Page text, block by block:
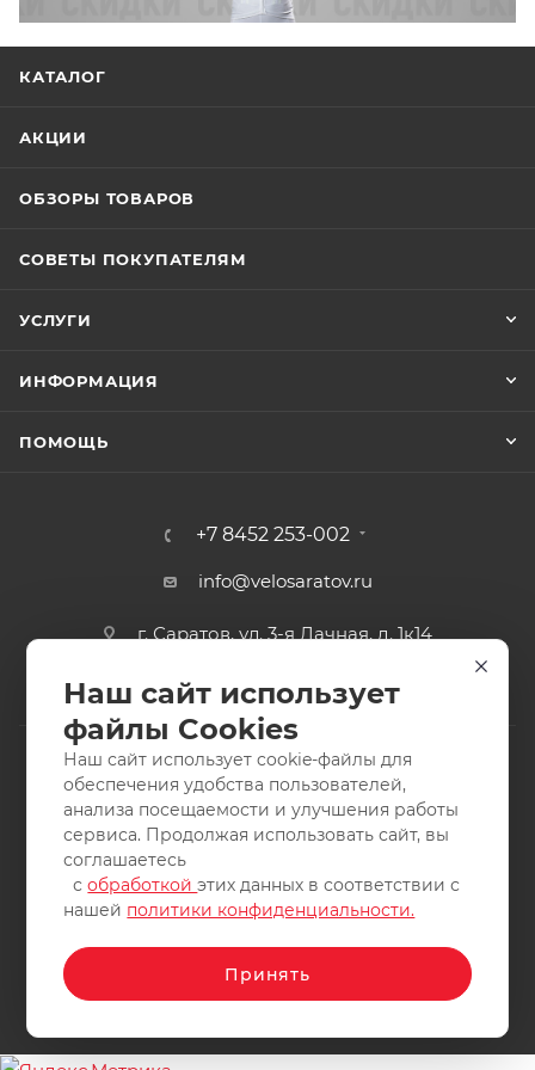
КАТАЛОГ
АКЦИИ
ОБЗОРЫ ТОВАРОВ
СОВЕТЫ ПОКУПАТЕЛЯМ
УСЛУГИ
ИНФОРМАЦИЯ
ПОМОЩЬ
+7 8452 253-002
info@velosaratov.ru
г. Саратов, ул. 3-я Дачная, д. 1к14
2011-2026 © интернет-магазин спортивных товаров
ВелоСаратов. Не является публичной офертой. Все права
защищены. Заимствование материалов и фотографий
запрещено.
Наш сайт использует
файлы Cookies
Наш сайт использует cookie-файлы для
обеспечения удобства пользователей,
анализа посещаемости и улучшения работы
сервиса. Продолжая использовать сайт, вы
соглашаетесь
собработкойэтих данных в соответствии с
нашей политики конфиденциальности.
Принять